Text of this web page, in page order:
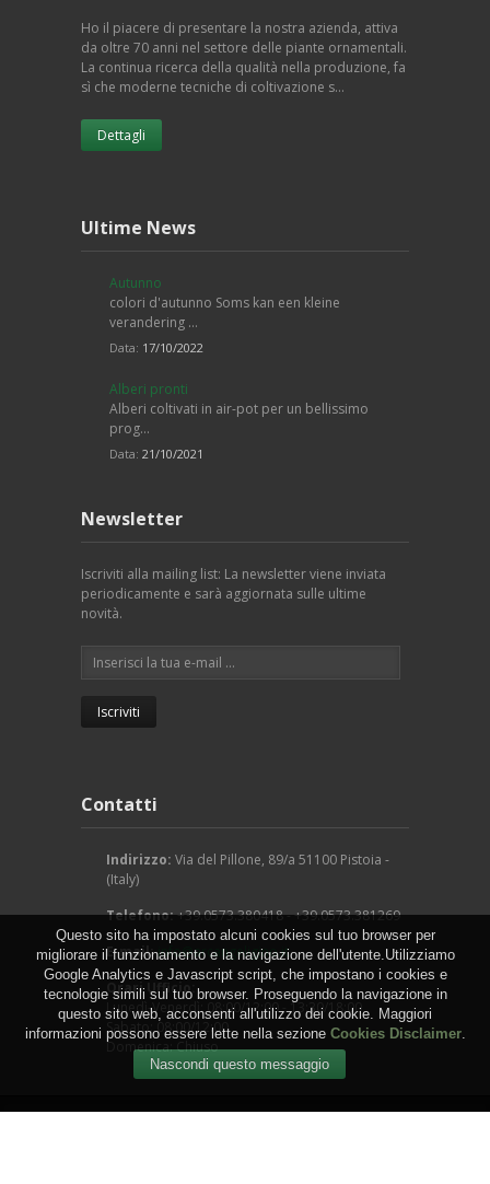
Ho il piacere di presentare la nostra azienda, attiva
da oltre 70 anni nel settore delle piante ornamentali.
La continua ricerca della qualità nella produzione, fa
sì che moderne tecniche di coltivazione s…
Dettagli
Ultime News
Autunno
colori d'autunno Soms kan een kleine
verandering …
Data: 17/10/2022
Alberi pronti
Alberi coltivati in air-pot per un bellissimo
prog…
Data: 21/10/2021
Newsletter
Iscriviti alla mailing list: La newsletter viene inviata
periodicamente e sarà aggiornata sulle ultime
novità.
Contatti
Indirizzo: Via del Pillone, 89/a 51100 Pistoia -
(Italy)
Telefono:+39.0573.380418 - +39.0573.381269
E-mail:info@arcangeligino.it
Orari Ufficio:
Lunedì-Venerdì: 08:00/12:00 - 13:30/18:00
Sabato: 08:00/12:00
Domenica: Chiuso
Questo sito ha impostato alcuni cookies sul tuo browser per
migliorare il funzionamento e la navigazione dell'utente.Utilizziamo
Google Analytics e Javascript script, che impostano i cookies e
tecnologie simili sul tuo browser. Proseguendo la navigazione in
questo sito web, acconsenti all'utilizzo dei cookie. Maggiori
informazioni possono essere lette nella sezione Cookies Disclaimer.